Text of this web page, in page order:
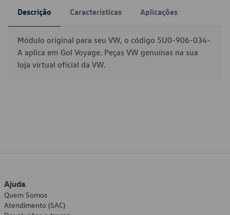
Descrição Características Aplicações
Módulo original para seu VW, o código 5U0-906-034-
A aplica em Gol Voyage. Peças VW genuínas na sua
loja virtual oficial da VW.
Ajuda
Quem Somos
Atendimento (SAC)